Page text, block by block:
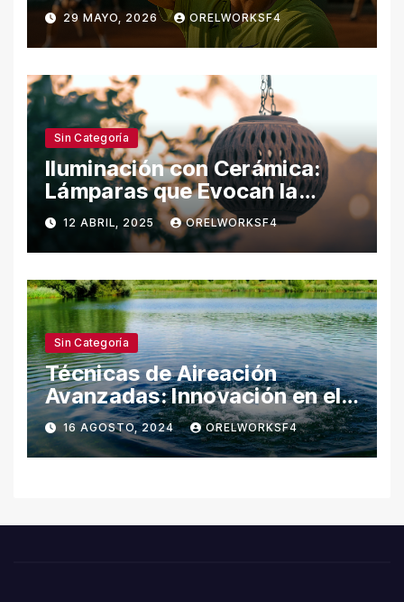
29 MAYO, 2026 ORELWORKSF4
Sin Categoría
Iluminación con Cerámica:
Lámparas que Evocan la
Naturaleza
12 ABRIL, 2025 ORELWORKSF4
Sin Categoría
Técnicas de Aireación
Avanzadas: Innovación en el
Cuidado del Agua
16 AGOSTO, 2024 ORELWORKSF4